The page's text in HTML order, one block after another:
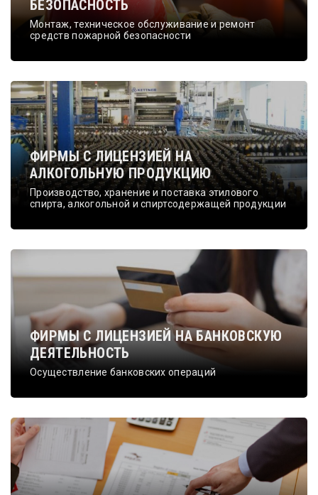
БЕЗОПАСНОСТЬ
Монтаж, техническое обслуживание и ремонт
средств пожарной безопасности
ФИРМЫ С ЛИЦЕНЗИЕЙ НА
АЛКОГОЛЬНУЮ ПРОДУКЦИЮ
Производство, хранение и поставка этилового
спирта, алкогольной и спиртсодержащей продукции
ФИРМЫ С ЛИЦЕНЗИЕЙ НА БАНКОВСКУЮ
ДЕЯТЕЛЬНОСТЬ
Осуществление банковских операций